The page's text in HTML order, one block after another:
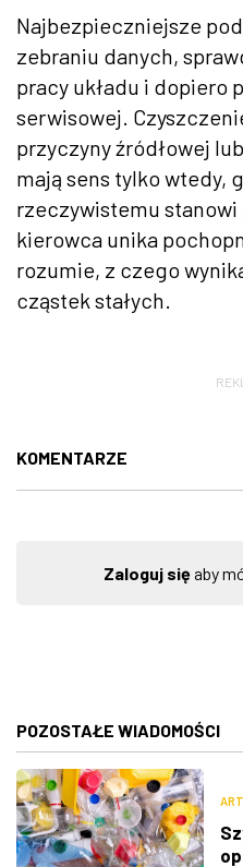
Najbezpieczniejsze
zebraniu danych,
pracy układu i dopiero
serwisowej.
przyczyny źródłowej
mają sens tylko wtedy,
rzeczywistemu
kierowca unika
rozumie, z czego
cząstek stałych.
KOMENTARZE
Zaloguj sięaby
POZOSTAŁE WIADOMOŚCI